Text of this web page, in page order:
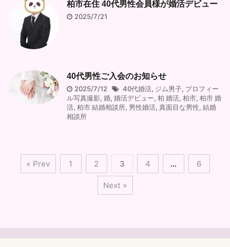
柏市在住 40代男性会員様が婚活デビュー
2025/7/21
40代男性ご入会のお知らせ
2025/7/12 40代婚活, ジム男子, プロフィー
ル写真撮影, 婚, 婚活デビュー, 柏 婚活, 柏市, 柏市 婚
活, 柏市 結婚相談所, 男性婚活, 真面目な男性, 結婚
相談所
« Prev 1 2 3 4 … 6
Next »